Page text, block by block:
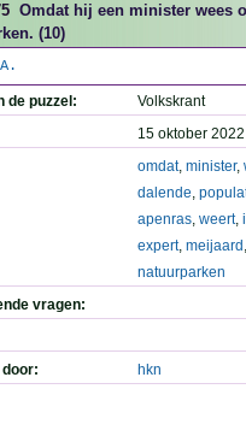
Omdat hij een minister wees
(10)
de puzzel:
Volkskrant
15 oktober
omdat, minister,
dalende,
apenras, weert,
expert, meijaard ,
natuurparken
vragen:
hkn